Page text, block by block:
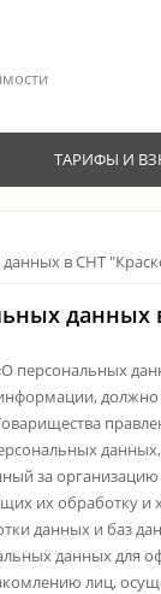
ТАРИФЫ И
в СНТ
данных
персональных
за
их обработку и
данных и баз
данных для
лиц,